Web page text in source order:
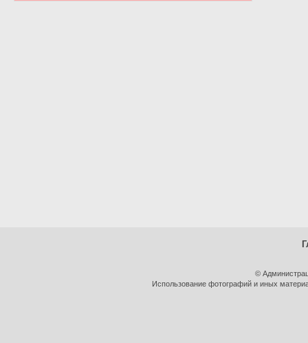
©
Использование фотографий и иных